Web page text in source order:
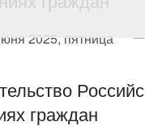
2025, пятница
граждан